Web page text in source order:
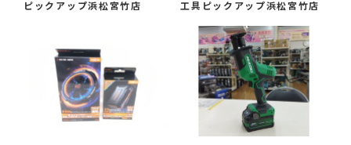
ピックアップ浜松宮竹店 工具ピックアップ浜松宮竹店